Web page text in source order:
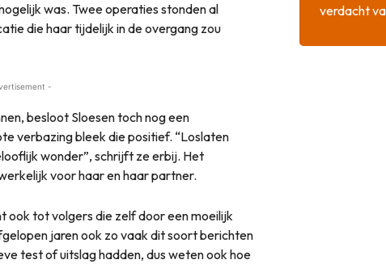
was. Twee operaties stonden al
die haar tijdelijk in de overgang zou
-
besloot Sloesen toch nog een
verbazing bleek die positief. “Loslaten
wonder”, schrijft ze erbij. Het
voor haar en haar partner.
ook tot volgers die zelf door een moeilijk
jaren ook zo vaak dit soort berichten
test of uitslag hadden, dus weten ook hoe
verdacht